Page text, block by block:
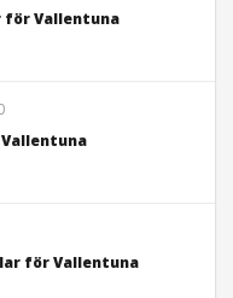
för Vallentuna
för Vallentuna